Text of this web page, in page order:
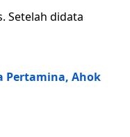
Setelah didata
Pertamina, Ahok